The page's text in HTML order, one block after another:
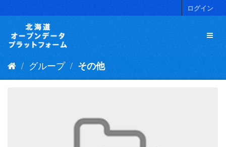
キ
ログイン
グループ その他